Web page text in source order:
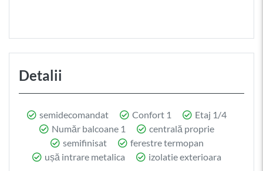
Detalii
semidecomandat Confort 1
Etaj 1/4
Număr balcoane 1
centrală proprie
semifinisat
ferestre termopan
ușă intrare metalica
izolatie exterioara